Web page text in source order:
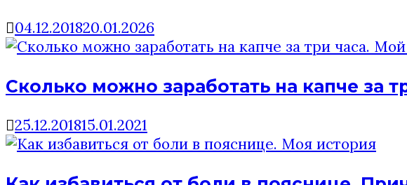
04.12.201820.01.2026
Сколько можно заработать на капче за
25.12.201815.01.2021